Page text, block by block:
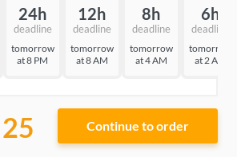
24h
deadline
tomorrow
at 8 PM
12h
deadline
tomorrow
at 8 AM
8h
deadline
tomorrow
at 4 AM
6h
deadline
tomorrow
at 2 AM
25